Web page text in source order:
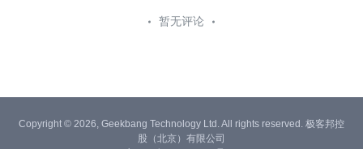
暂无评论
Copyright © 2026, Geekbang Technology Ltd. All rights reserved. 极客邦控
股（北京）有限公司